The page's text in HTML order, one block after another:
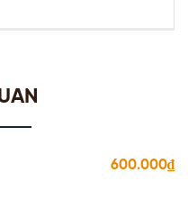
600.000₫